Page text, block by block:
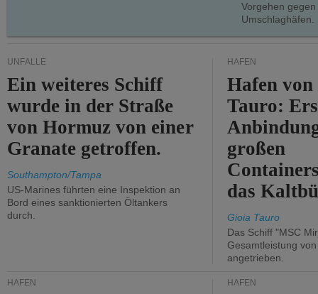
Vorgehen
Umschlaghäfen.
UNFÄLLE
Ein weiteres Schiff
wurde in der Straße
von Hormuz von einer
Granate getroffen.
Southampton/Tampa
US-Marines führten eine Inspektion an
Bord eines sanktionierten Öltankers
durch.
HÄFEN
Hafen
Tauro:
großen
das
Gioia Tauro
Das Schiff "MSC
Gesamtleistung
angetrieben.
HÄFEN HÄFEN